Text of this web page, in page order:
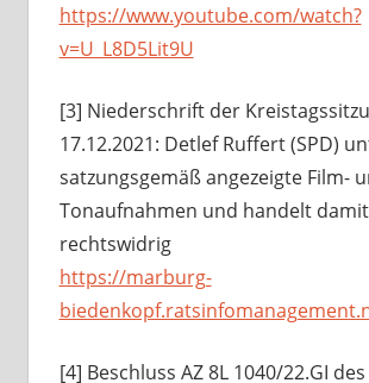
https://www.youtube.com/watch?
v=U_L8D5Lit9U
[3] Niederschrift der
17.12.2021: Detlef Ruffert (SPD)
satzungsgemäß angezeigte Film-
Tonaufnahmen und handelt damit
rechtswidrig
https://marburg-
[4] Beschluss AZ 8L 1040/22.GI